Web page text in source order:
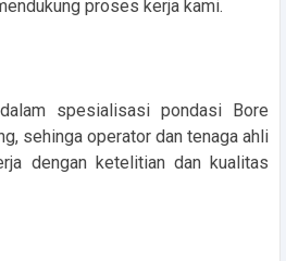
proses kerja kami.
spesialisasi pondasi Bore
sehinga operator dan tenaga ahli
dengan ketelitian dan kualitas